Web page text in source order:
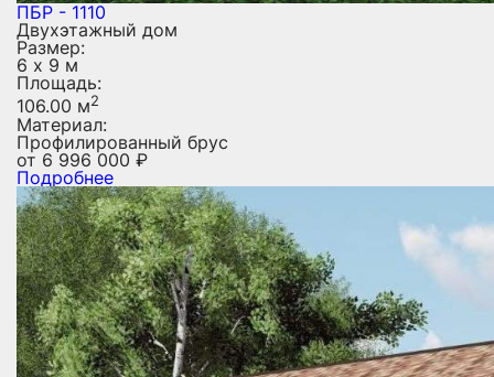
ПБР - 1110
Двухэтажный дом
Размер:
6 х 9 м
Площадь:
106.00 м2
Материал:
Профилированный брус
от 6 996 000 ₽
Подробнее